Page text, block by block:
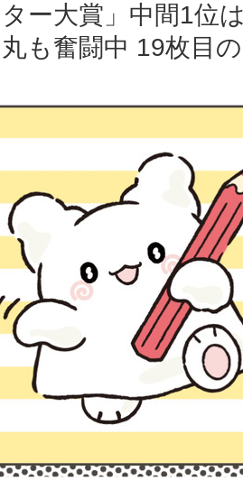
ー大賞」中間1位
も奮闘中 19枚目